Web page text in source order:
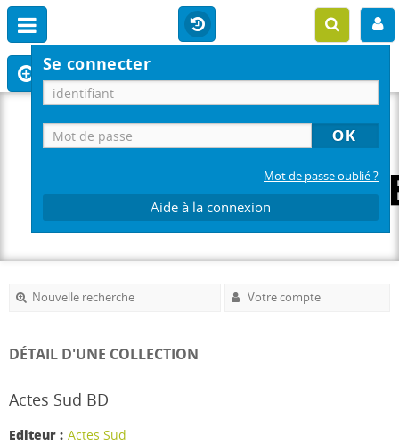
Se connecter
Mot de passe oublié ?
Aide à la connexion
Nouvelle recherche Votre compte
DÉTAIL D'UNE COLLECTION
Actes Sud BD
Editeur : Actes Sud